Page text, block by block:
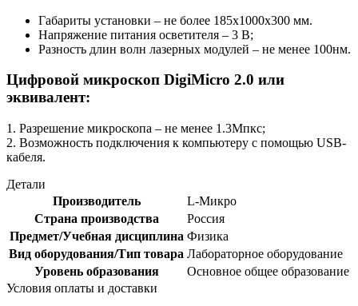
Габариты установки – не более 185х1000х300 мм.
Напряжение питания осветителя – 3 В;
Разность длин волн лазерных модулей – не менее 100нм.
Цифровой микроскоп DigiMicro 2.0 или
эквивалент:
1. Разрешение микроскопа – не менее 1.3Мпкс;
2. Возможность подключения к компьютеру с помощью USB-
кабеля.
Детали
Производитель
L-Микро
Страна производства
Россия
Предмет/Учебная дисциплина Физика
Вид оборудования/Тип товара Лабораторное оборудование
Уровень образования
Основное общее образование
Условия оплаты и доставки